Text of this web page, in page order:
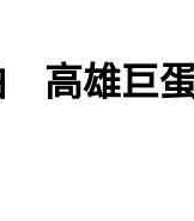
高雄巨